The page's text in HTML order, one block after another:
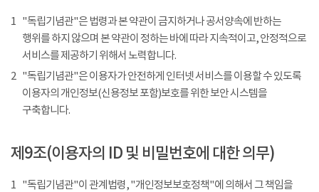
1 "독립기념관"은 법령과 본 약관이 금지하거나 공서양속에 반하는
행위를 하지 않으며 본 약관이 정하는 바에 따라 지속적이고, 안정적으로
서비스를 제공하기 위해서 노력합니다.
2 "독립기념관"은 이용자가 안전하게 인터넷 서비스를 이용할 수 있도록
이용자의 개인정보(신용정보 포함)보호를 위한 보안 시스템을
구축합니다.
제9조(이용자의 ID 및 비밀번호에 대한 의무)
1 "독립기념관"이 관계법령, "개인정보보호정책"에 의해서 그 책임을